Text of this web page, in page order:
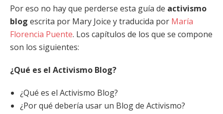
Por eso no hay que perderse esta guía de activismo
blog escrita por Mary Joice y traducida por María
Florencia Puente. Los capítulos de los que se compone
son los siguientes:
¿Qué es el Activismo Blog?
¿Qué es el Activismo Blog?
¿Por qué debería usar un Blog de Activismo?